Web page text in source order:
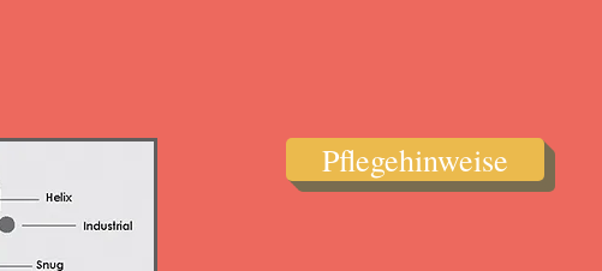
Pflegehinweise